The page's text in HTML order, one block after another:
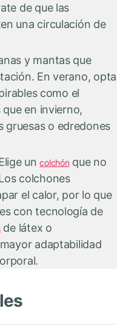
de que las
una circulación de
y mantas que
En verano, opta
como el
en invierno,
gruesas o edredones
uncolchón que no
colchones
el calor, por lo que
con tecnología de
de látex o
adaptabilidad